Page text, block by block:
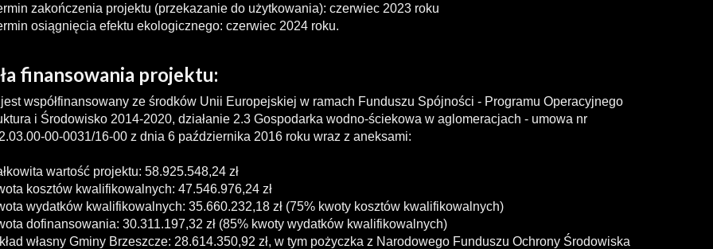
zakończenia projektu (przekazanie do użytkowania): czerwiec 2023 roku
osiągnięcia efektu ekologicznego: czerwiec 2024 roku.
finansowania projektu:
współfinansowany ze środków Unii Europejskiej w ramach Funduszu Spójności - Programu Operacyjnego
i Środowisko 2014-2020, działanie 2.3 Gospodarka wodno-ściekowa w aglomeracjach - umowa nr
00-0031/16-00 z dnia 6 października 2016 roku wraz z aneksami:
wartość projektu: 58.925.548,24 zł
kosztów kwalifikowalnych: 47.546.976,24 zł
wydatków kwalifikowalnych: 35.660.232,18 zł (75% kwoty kosztów kwalifikowalnych)
dofinansowania: 30.311.197,32 zł (85% kwoty wydatków kwalifikowalnych)
własny Gminy Brzeszcze: 28.614.350,92 zł, w tym pożyczka z Narodowego Funduszu Ochrony Środowiska